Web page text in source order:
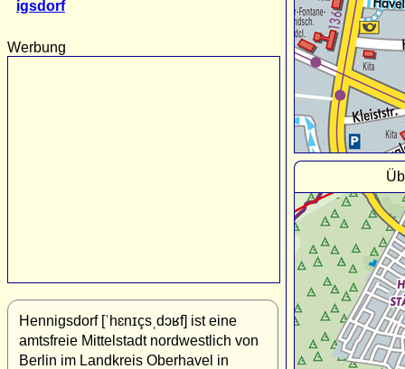
igsdorf
Werbung
Hennigsdorf [ˈhɛnɪçsˌdɔʁf] ist eine
amtsfreie Mittelstadt nordwestlich von
Berlin im Landkreis Oberhavel in